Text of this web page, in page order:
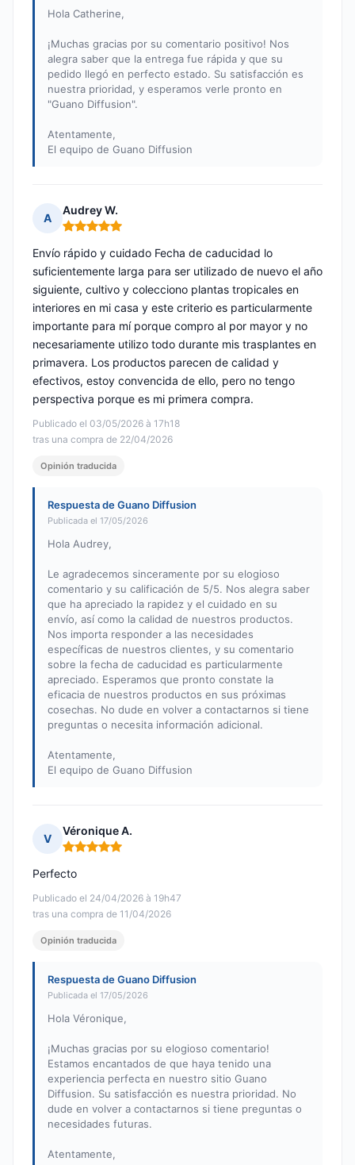
Hola Catherine,
¡Muchas gracias por su comentario positivo! Nos
alegra saber que la entrega fue rápida y que su
pedido llegó en perfecto estado. Su satisfacción es
nuestra prioridad, y esperamos verle pronto en
"Guano Diffusion".
Atentamente,
El equipo de Guano Diffusion
A
Audrey W.
Nota: 5 de 5
Publicado el 03/05/2026 à 17h18
tras una compra de 22/04/2026
Envío rápido y cuidado Fecha de caducidad lo
suficientemente larga para ser utilizado de nuevo el año
siguiente, cultivo y colecciono plantas tropicales en
interiores en mi casa y este criterio es particularmente
importante para mí porque compro al por mayor y no
necesariamente utilizo todo durante mis trasplantes en
primavera. Los productos parecen de calidad y
efectivos, estoy convencida de ello, pero no tengo
perspectiva porque es mi primera compra.
Opinión traducida
Respuesta de Guano Diffusion
Publicada el 17/05/2026
Hola Audrey,
Le agradecemos sinceramente por su elogioso
comentario y su calificación de 5/5. Nos alegra saber
que ha apreciado la rapidez y el cuidado en su
envío, así como la calidad de nuestros productos.
Nos importa responder a las necesidades
específicas de nuestros clientes, y su comentario
sobre la fecha de caducidad es particularmente
apreciado. Esperamos que pronto constate la
eficacia de nuestros productos en sus próximas
cosechas. No dude en volver a contactarnos si tiene
preguntas o necesita información adicional.
Atentamente,
El equipo de Guano Diffusion
V
Véronique A.
Nota: 5 de 5
Publicado el 24/04/2026 à 19h47
tras una compra de 11/04/2026
Perfecto
Opinión traducida
Respuesta de Guano Diffusion
Publicada el 17/05/2026
Hola Véronique,
¡Muchas gracias por su elogioso comentario!
Estamos encantados de que haya tenido una
experiencia perfecta en nuestro sitio Guano
Diffusion. Su satisfacción es nuestra prioridad. No
dude en volver a contactarnos si tiene preguntas o
necesidades futuras.
Atentamente,